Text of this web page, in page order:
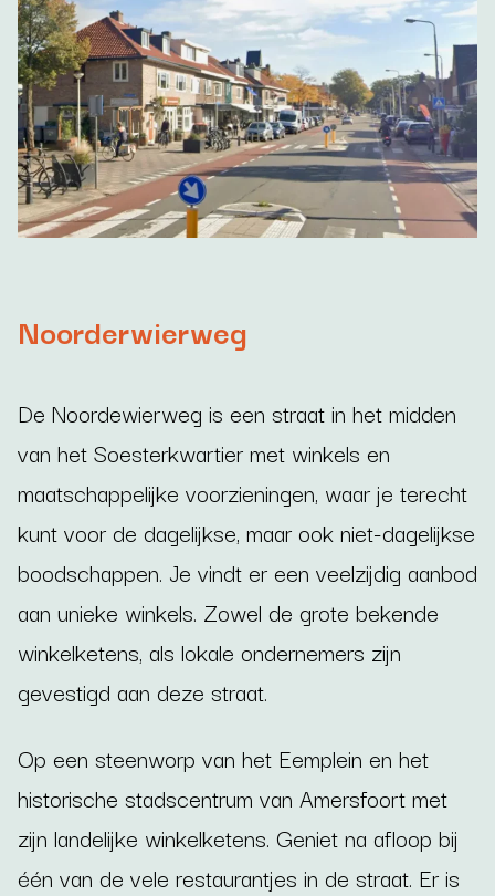
Noorderwierweg
De Noordewierweg is een straat in het midden
van het Soesterkwartier met winkels en
maatschappelijke voorzieningen, waar je terecht
kunt voor de dagelijkse, maar ook niet-dagelijkse
boodschappen. Je vindt er een veelzijdig aanbod
aan unieke winkels. Zowel de grote bekende
winkelketens, als lokale ondernemers zijn
gevestigd aan deze straat.
Op een steenworp van het Eemplein en het
historische stadscentrum van Amersfoort met
zijn landelijke winkelketens. Geniet na afloop bij
één van de vele restaurantjes in de straat. Er is